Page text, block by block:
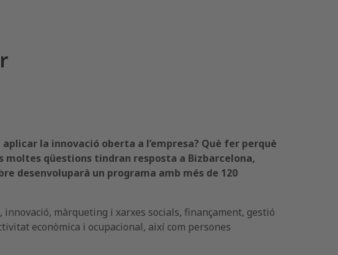
aplicar la innovació oberta a l’empresa? Què fer perquè
moltes qüestions tindran resposta a Bizbarcelona,
desenvoluparà un programa amb més de 120
màrqueting i xarxes socials, finançament, gestió
econòmica i ocupacional, així com persones